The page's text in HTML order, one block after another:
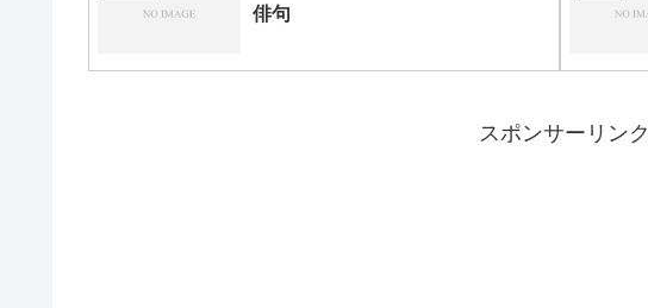
俳句
スポンサーリンク